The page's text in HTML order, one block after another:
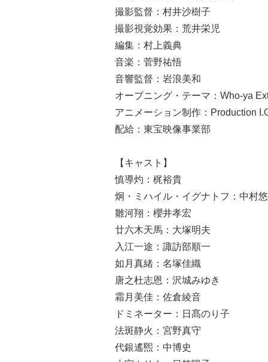
撮影監督：村井沙樹子
撮影視覚効果：荒井栄児
編集：村上義典
音楽：菅野祐悟
音響監督：岩浪美和
オープニング・テーマ：Who-ya
アニメーション制作：Production
配給：東宝映像事業部
【キャスト】
慎導灼：梶裕貴
炯・ミハイル・イグナトフ：中村
雛河翔：櫻井孝宏
廿六木天馬：大塚明夫
入江一途：諏訪部順一
如月真緒：名塚佳織
唐之杜志恩：沢城みゆき
霜月美佳：佐倉綾音
ドミネーター：日髙のり子
法斑静火：宮野真守
代銀遙煕：中博史